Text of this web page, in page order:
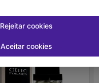
Rejeitar cookies
Aceitar cookies